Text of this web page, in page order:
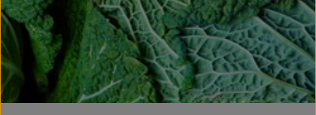
Kühltheke
Speisekammer
Bäckerei
Getränke